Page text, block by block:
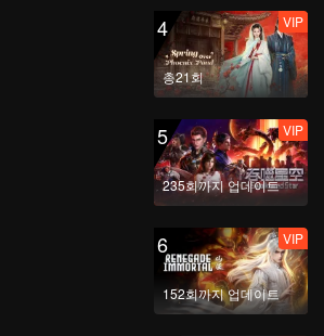
VIP
VIP
VIP
4
총21회
VIP
5
235회까지 업데이트
VIP
6
152회까지 업데이트
VIP